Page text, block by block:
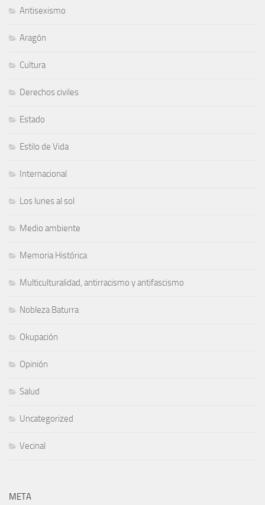
Antisexismo
Aragón
Cultura
Derechos civiles
Estado
Estilo de Vida
Internacional
Los lunes al sol
Medio ambiente
Memoria Histórica
Multiculturalidad, antirracismo y antifascismo
Nobleza Baturra
Okupación
Opinión
Salud
Uncategorized
Vecinal
META